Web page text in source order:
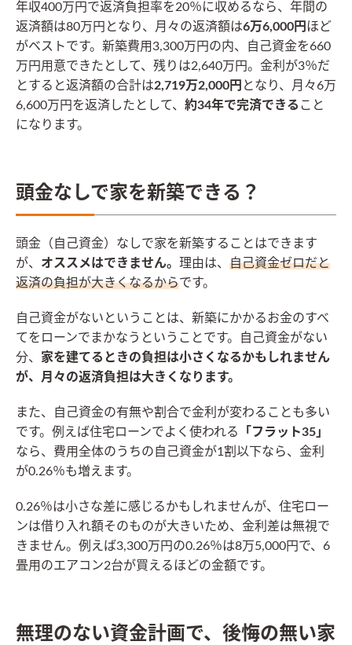
年収400万円で返済負担率を20％に収めるなら、年間の
返済額は80万円となり、月々の返済額は6万6,000円 ほど
がベストです。新築費用3,300万円の内、自己資金を660
万円用意できたとして、残りは2,640万円。金利が3％だ
とすると返済額の合計は2,719万2,000円 となり、月々6万
6,600万円を返済したとして、 約34年で完済できる こと
になります。
頭金なしで家を新築できる？
頭金（自己資金）なしで家を新築することはできます
が、 オススメはできません。 理由は、 自己資金ゼロだと
返済の負担が大きくなるからです。
自己資金がないということは、新築にかかるお金のすべ
てをローンでまかなうということです。自己資金がない
分、 家を建てるときの負担は小さくなるかもしれません
が、月々の返済負担は大きくなります。
また、自己資金の有無や割合で金利が変わることも多い
です。例えば住宅ローンでよく使われる
「フラット35」
なら、費用全体のうちの自己資金が1割以下なら、金利
が0.26％も増えます。
0.26％は小さな差に感じるかもしれませんが、住宅ロー
ンは借り入れ額そのものが大きいため、金利差は無視で
きません。例えば3,300万円の0.26％は8万5,000円で、6
畳用のエアコン2台が買えるほどの金額です。
無理のない資金計画で、後悔の無い家